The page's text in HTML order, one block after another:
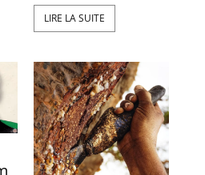
LIRE LA SUITE